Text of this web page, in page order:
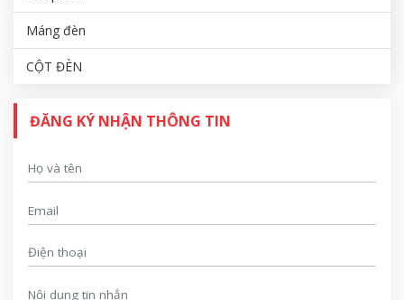
Máng đèn
CỘT ĐÈN
ĐĂNG KÝ NHẬN THÔNG TIN